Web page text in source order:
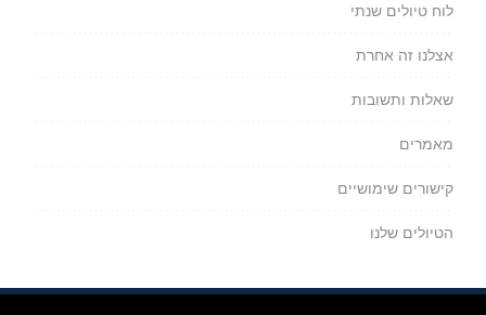
לוח טיולים שנתי
אצלנו זה אחרת
שאלות ותשובות
מאמרים
קישורים שימושיים
הטיולים שלנו